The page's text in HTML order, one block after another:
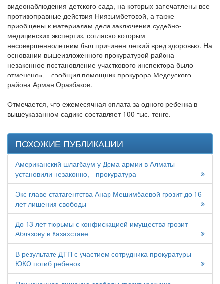
видеонаблюдения детского сада, на которых запечатлены все
противоправные действия Ниязымбетовой, а также
приобщены к материалам дела заключения судебно-
медицинских экспертиз, согласно которым
несовершеннолетним был причинен легкий вред здоровью. На
основании вышеизложенного прокуратурой района
незаконное постановление участкового инспектора было
отменено», - сообщил помощник прокурора Медеуского
района Арман Оразбаков.
Отмечается, что ежемесячная оплата за одного ребенка в
вышеуказанном садике составляет 100 тыс. тенге.
ПОХОЖИЕ ПУБЛИКАЦИИ
Американский шлагбаум у Дома армии в Алматы
установили незаконно, - прокуратура
Экс-главе статагентства Анар Мешимбаевой грозит до 16
лет лишения свободы
До 13 лет тюрьмы с конфискацией имущества грозит
Аблязову в Казахстане
В результате ДТП с участием сотрудника прокуратуры
ЮКО погиб ребенок